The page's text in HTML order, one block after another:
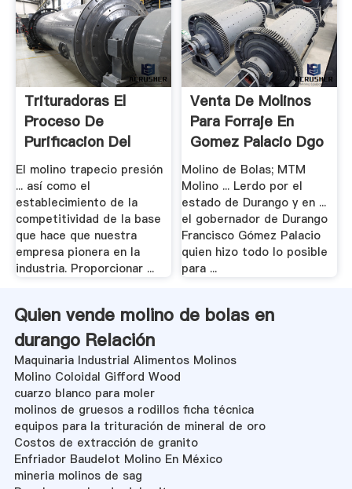
Trituradoras El
Proceso De
Purificacion Del
Hierro ...
El molino trapecio presión
... así como el
establecimiento de la
competitividad de la base
que hace que nuestra
empresa pionera en la
industria. Proporcionar ...
Venta De Molinos
Para Forraje En
Gomez Palacio Dgo
Molino de Bolas; MTM
Molino ... Lerdo por el
estado de Durango y en ...
el gobernador de Durango
Francisco Gómez Palacio
quien hizo todo lo posible
para ...
Quien vende molino de bolas en
durango Relación
Maquinaria Industrial Alimentos Molinos
Molino Coloidal Gifford Wood
cuarzo blanco para moler
molinos de gruesos a rodillos ficha técnica
equipos para la trituración de mineral de oro
Costos de extracción de granito
Enfriador Baudelot Molino En México
mineria molinos de sag